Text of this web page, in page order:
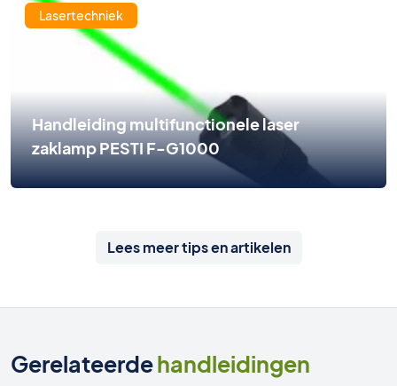
Lasertechniek
Handleiding multifunctionele laser
zaklamp PESTI F-G1000
Lees meer tips en artikelen
Gerelateerdehandleidingen